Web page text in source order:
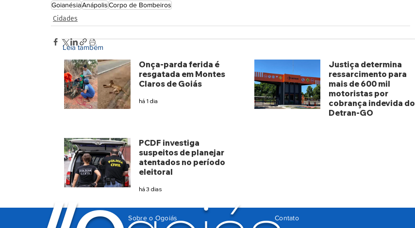
GoianésiaAnápolisCorpo de Bombeiros
Cidades
Leia também
Onça-parda ferida é
resgatada em Montes
Claros de Goiás
há 1 dia
Justiça determina
ressarcimento para
mais de 600 mil
motoristas por
cobrança indevida do
Detran-GO
PCDF investiga
suspeitos de planejar
atentados no período
eleitoral
há 3 dias
Contato
Sobre o Ogoiás